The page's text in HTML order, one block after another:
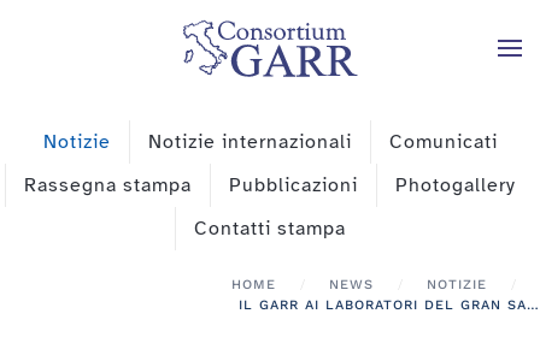
Skip to main content
Notizie Notizie internazionali
Comunicati
Rassegna stampa
Pubblicazioni
Photogallery
Contatti stampa
HOME NEWS
NOTIZIE
IL GARR AI LABORATORI DEL GRAN SASSO